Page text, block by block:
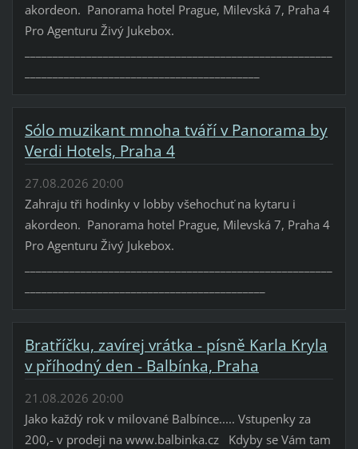
akordeon. Panorama hotel Prague, Milevská 7, Praha 4
Pro Agenturu Živý Jukebox.
Sólo muzikant mnoha tváří v Panorama by
Verdi Hotels, Praha 4
27.08.2026 20:00
Zahraju tři hodinky v lobby všehochuť na kytaru i
akordeon. Panorama hotel Prague, Milevská 7, Praha 4
Pro Agenturu Živý Jukebox.
Bratříčku, zavírej vrátka - písně Karla Kryla
v příhodný den - Balbínka, Praha
21.08.2026 20:00
Jako každý rok v milované Balbínce..... Vstupenky za
200,- v prodeji na www.balbinka.cz Kdyby se Vám tam